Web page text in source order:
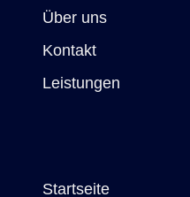
Über uns
Kontakt
Leistungen
Startseite